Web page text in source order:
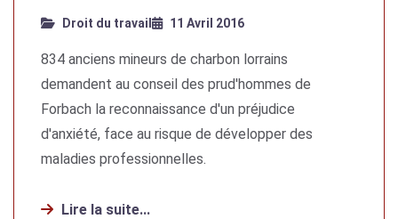
Droit du travail 11 Avril 2016
834 anciens mineurs de charbon lorrains
demandent au conseil des prud'hommes de
Forbach la reconnaissance d'un préjudice
d'anxiété, face au risque de développer des
maladies professionnelles.
Lire la suite...